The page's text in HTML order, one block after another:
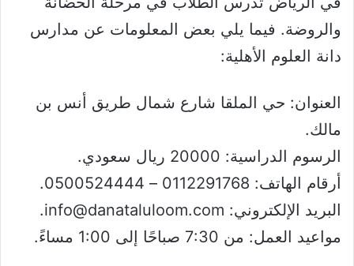
والروضة. فيما يلي بعض المعلومات عن مدارس
دانة العلوم الأهلية:
العنوان: حي الملقا شارع شمال طريق أنس بن
مالك.
الرسوم الدراسية: 20000 ريال سعودي.
أرقام الهاتف: 0112291768 – 0500524444.
البريد الإلكتروني: info@danataluloom.com.
مواعيد العمل: من 7:30 صباحًا إلى 1:00 مساءً.